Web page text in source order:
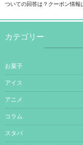
ついての回答は？クーポン情報
カテゴリー
お菓子
アイス
アニメ
コラム
スタバ